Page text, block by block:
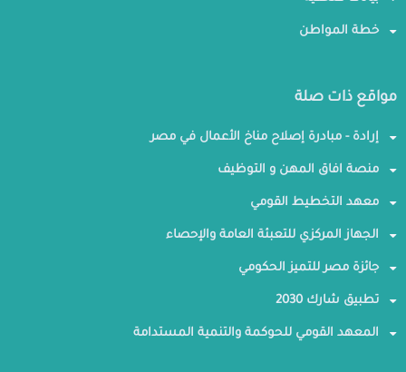
خطة المواطن
مواقع ذات صلة
إرادة - مبادرة إصلاح مناخ الأعمال في مصر
منصة افاق المهن و التوظيف
معهد التخطيط القومي
الجهاز المركزي للتعبئة العامة والإحصاء
جائزة مصر للتميز الحكومي
تطبيق شارك 2030
المعهد القومي للحوكمة والتنمية المستدامة